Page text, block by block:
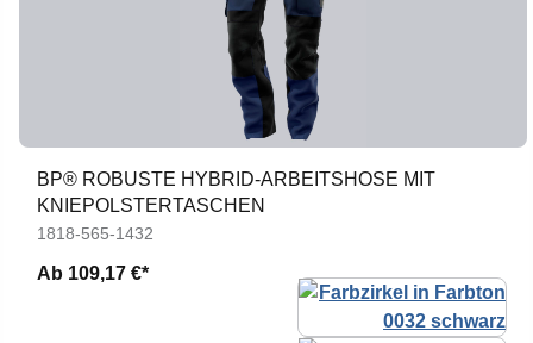
BP® ROBUSTE HYBRID-ARBEITSHOSE MIT
KNIEPOLSTERTASCHEN
1818-565-1432
Ab 109,17 €*